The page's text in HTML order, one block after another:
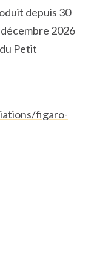
depuis 30
2026
Petit
figaro-